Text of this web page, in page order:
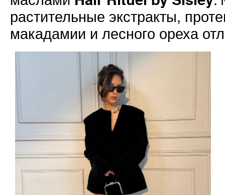
растительные экстракты,
макадамии и лесного ореха